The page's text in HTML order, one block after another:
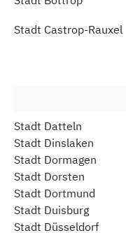
Stadt Castrop-Rauxel
Stadt Datteln
Stadt Dinslaken
Stadt Dormagen
Stadt Dorsten
Stadt Dortmund
Stadt Duisburg
Stadt Düsseldorf